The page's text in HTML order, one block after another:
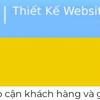
khách hàng